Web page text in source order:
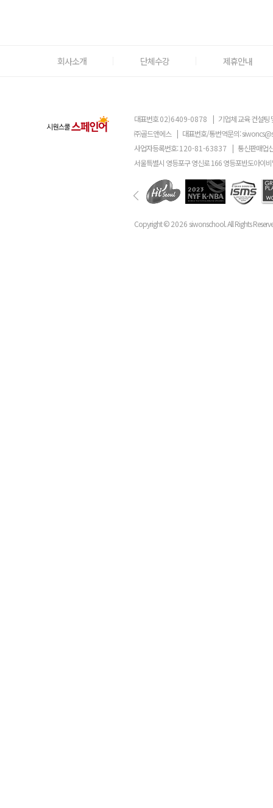
회사소개 단체수강 제휴안내
대표번호02)6409-0878 | 기업체 교육 컨설팅
㈜골드앤에스 | 대표번호/통번역문의:
사업자등록번호:120-81-63837 | 통신판매업
서울특별시 영등포구 영신로 166 영등포반도아이
Copyright ©2026 siwonschool. All Rights